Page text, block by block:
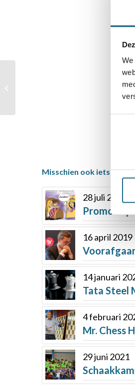
Misschien ook iets voor u
28 juli 2017
16 april 2019
14 januari
Tata Steel
4 februari
Mr. Chess
29 juni 2021